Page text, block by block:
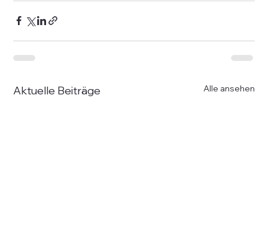
Aktuelle Beiträge Alle ansehen